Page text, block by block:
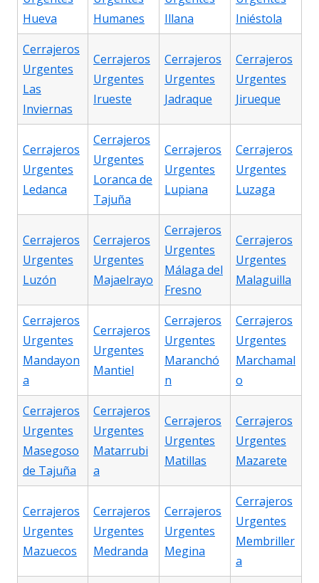
Hueva
Humanes
Illana
Iniéstola
Cerrajeros
Urgentes
Las
Inviernas
Cerrajeros
Urgentes
Irueste
Cerrajeros
Urgentes
Jadraque
Cerrajeros
Urgentes
Jirueque
Cerrajeros
Urgentes
Ledanca
Cerrajeros
Urgentes
Loranca de
Tajuña
Cerrajeros
Urgentes
Lupiana
Cerrajeros
Urgentes
Luzaga
Cerrajeros
Urgentes
Luzón
Cerrajeros
Urgentes
Majaelrayo
Cerrajeros
Urgentes
Málaga del
Fresno
Cerrajeros
Urgentes
Malaguilla
Cerrajeros
Urgentes
Mandayon
a
Cerrajeros
Urgentes
Mantiel
Cerrajeros
Urgentes
Maranchó
n
Cerrajeros
Urgentes
Marchamal
o
Cerrajeros
Urgentes
Masegoso
de Tajuña
Cerrajeros
Urgentes
Matarrubi
a
Cerrajeros
Urgentes
Matillas
Cerrajeros
Urgentes
Mazarete
Cerrajeros
Urgentes
Mazuecos
Cerrajeros
Urgentes
Medranda
Cerrajeros
Urgentes
Megina
Cerrajeros
Urgentes
Membriller
a